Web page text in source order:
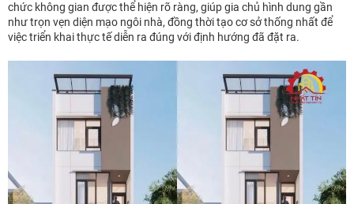
chức không gian được thể hiện rõ ràng, giúp gia chủ hình dung gần
như trọn vẹn diện mạo ngôi nhà, đồng thời tạo cơ sở thống nhất để
việc triển khai thực tế diễn ra đúng với định hướng đã đặt ra.